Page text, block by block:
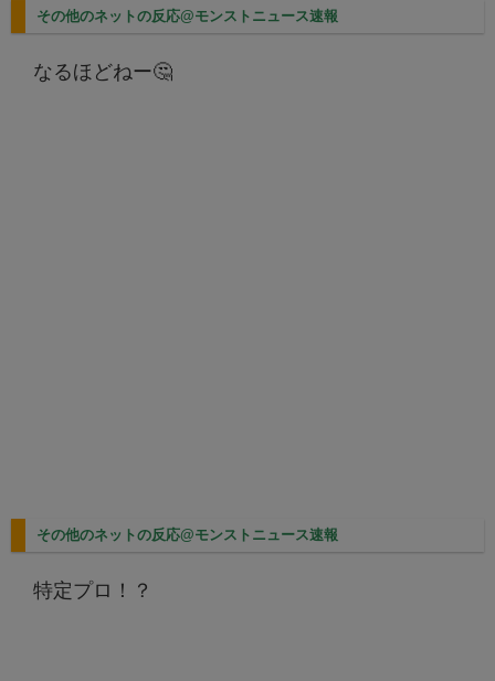
その他のネットの反応@モンストニュース速報
なるほどねー🤔
その他のネットの反応@モンストニュース速報
特定プロ！？